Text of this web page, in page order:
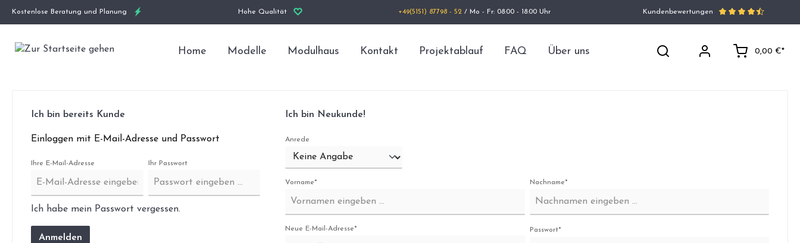
Kostenlose Beratung und Planung Hohe Qualität +49(5151) 87798 - 52 / Mo - Fr: 08:00 - 18:00 Uhr Kundenbewertungen
Home Modelle Modulhaus Kontakt Projektablauf FAQ Über uns 0,00 €*
Ich bin bereits Kunde
Einloggen mit E-Mail-Adresse und Passwort
Ihre E-Mail-Adresse Ihr Passwort
Ich habe mein Passwort vergessen.
Anmelden
Ich bin Neukunde!
Anrede
Vorname* Nachname*
Neue E-Mail-Adresse* Passwort*